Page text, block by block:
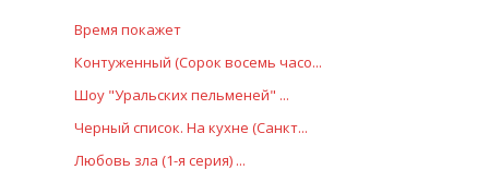
Время покажет
Контуженный (Сорок восемь часо...
Шоу "Уральских пельменей" ...
Черный список. На кухне (Санкт...
Любовь зла (1-я серия) ...